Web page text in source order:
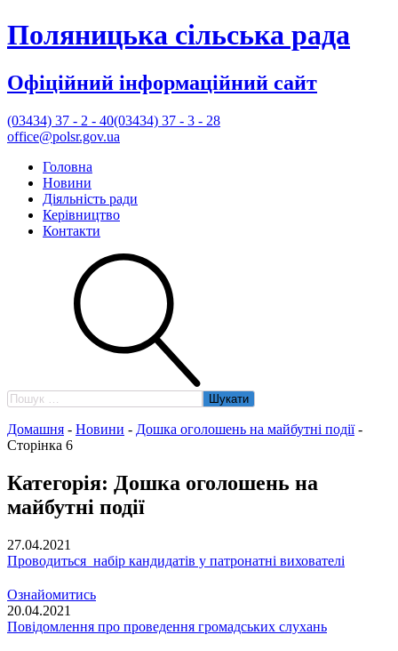
Поляницька сільська рада
Офіційний інформаційний сайт
(03434) 37 - 2 - 40(03434) 37 - 3 - 28
office@polsr.gov.ua
Головна
Новини
Діяльність ради
Керівництво
Контакти
Пошук:
Домашня - Новини - Дошка оголошень на майбутні події-
Сторінка 6
Категорія: Дошка оголошень на
майбутні події
27.04.2021
Проводиться набір кандидатів у патронатні вихователі
Ознайомитись
20.04.2021
Повідомлення про проведення громадських слухань